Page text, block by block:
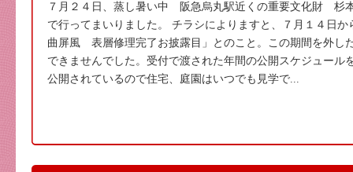
７月２４日、蒸し暑い中 阪急烏丸駅近くの重要文化財 杉
で行ってまいりました。 チラシによりますと、７月１４日
曲屏風 表層修理完了お披露目」とのこと。この期間を外し
できませんでした。受付で渡された年間の公開スケジュール
公開されているので住宅、庭園はいつでも見学で...